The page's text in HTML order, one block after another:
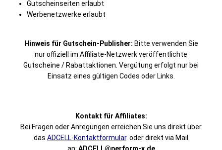
Gutscheinseiten erlaubt
Werbenetzwerke erlaubt
Hinweis für Gutschein-Publisher: Bitte verwenden Sie
nur offiziell im Affiliate-Netzwerk veröffentlichte
Gutscheine / Rabattaktionen. Vergütung erfolgt nur bei
Einsatz eines gültigen Codes oder Links.
Kontakt für Affiliates:
Bei Fragen oder Anregungen erreichen Sie uns direkt über
das ADCELL-Kontaktformular. oder direkt via Mail